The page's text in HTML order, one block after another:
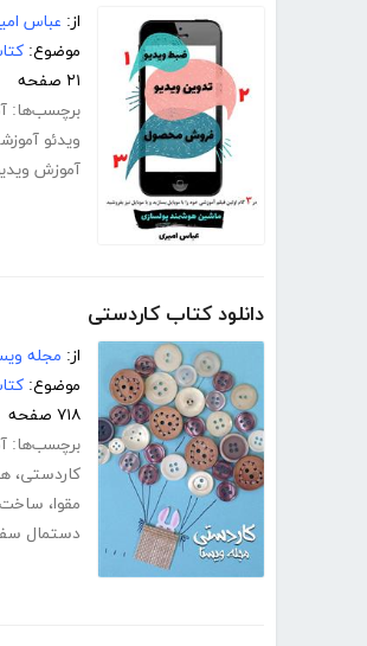
از: عباس
موضوع:
۲۱ صفحه
برچسب‌ها:
ویدئو
آموزش
دانلود کتاب کاردستی
از: مجله
موضوع:
۷۱۸ صفحه
برچسب‌ها:
کاردستی،
مقوا، ساخت
دستمال